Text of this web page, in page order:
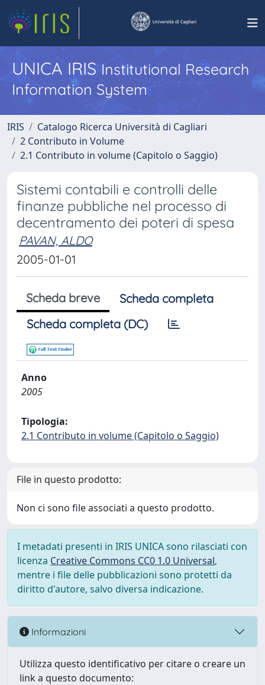
UNICA IRISInstitutional Research
Information System
IRIS
Catalogo Ricerca Università di Cagliari
2 Contributo in Volume
2.1 Contributo in volume (Capitolo o Saggio)
Sistemi contabili e controlli delle
finanze pubbliche nel processo di
decentramento dei poteri di spesa
PAVAN, ALDO
2005-01-01
Scheda breve
Scheda completa
Scheda completa (DC)
Anno
2005
Tipologia:
2.1 Contributo in volume (Capitolo o Saggio)
File in questo prodotto:
Non ci sono file associati a questo prodotto.
I metadati presenti in IRIS UNICA sono rilasciati con
licenza Creative Commons CC0 1.0 Universal,
mentre i file delle pubblicazioni sono protetti da
diritto d'autore, salvo diversa indicazione.
Informazioni
Utilizza questo identificativo per citare o creare un
link a questo documento: